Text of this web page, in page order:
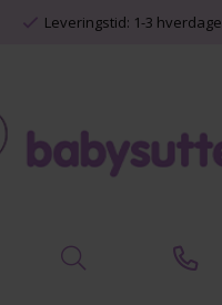
Personlige babyprodukter